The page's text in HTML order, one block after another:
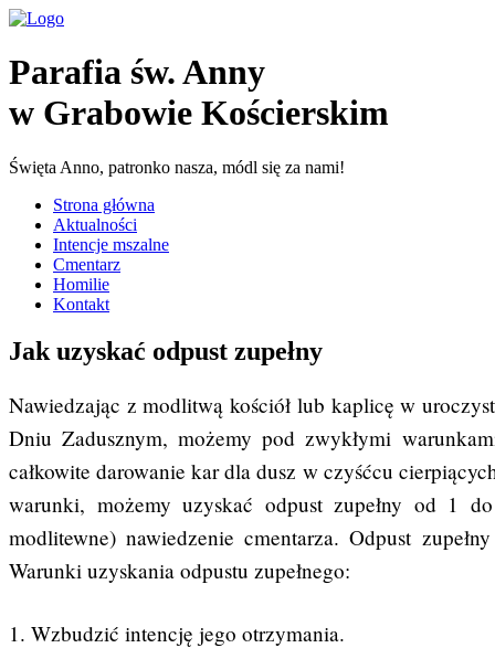
Parafia św. Anny
w Grabowie Kościerskim
Święta Anno, patronko nasza, módl się za nami!
Strona główna
Aktualności
Intencje mszalne
Cmentarz
Homilie
Kontakt
Jak uzyskać odpust zupełny
Nawiedzając z modlitwą kościół lub kaplicę w
Dniu Zadusznym, możemy pod zwykłymi
całkowite darowanie kar dla dusz w czyśćcu
warunki, możemy uzyskać odpust zupełny od 1
modlitewne) nawiedzenie cmentarza. Odpust
Warunki uzyskania odpustu zupełnego:
1. Wzbudzić intencję jego otrzymania.